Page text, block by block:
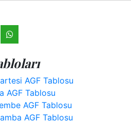
AGF Tablosu
AGF Tablosu
AGF Tablosu
AGF Tablosu